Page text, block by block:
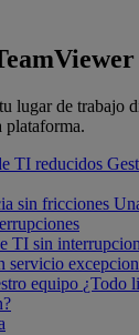
lugar de trabajo
plataforma.
TI reducidos
sin fricciones
TI sin
servicio
equipo ¿Todo